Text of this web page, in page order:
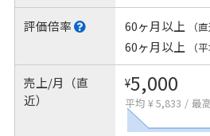
評価倍率 60ヶ月以上 （
60ヶ月以上 （
売上/月（直
近）
¥5,000
平均 ¥ 5,833 / 最